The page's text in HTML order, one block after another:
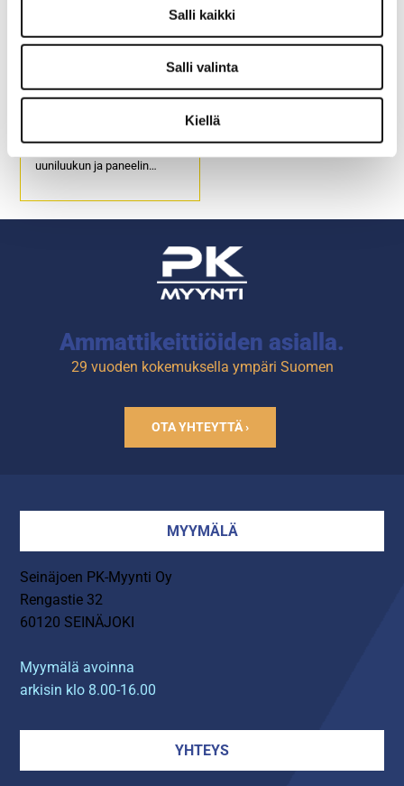
Salli kaikki
Salli valinta
Kiellä
muun muassa pizzat, paninit,
toastit yms.
Tuotekoodi: 954.
01NS-MCDN
uuniluukun ja paneelin
Sähköliitäntä: 3,6 kW / 230 V.
Ammattikeittiöiden asialla.
29 vuoden kokemuksella ympäri Suomen
OTA YHTEYTTÄ ›
MYYMÄLÄ
Seinäjoen PK-Myynti Oy
Rengastie 32
60120 SEINÄJOKI
Myymälä avoinna
arkisin klo 8.00-16.00
YHTEYS